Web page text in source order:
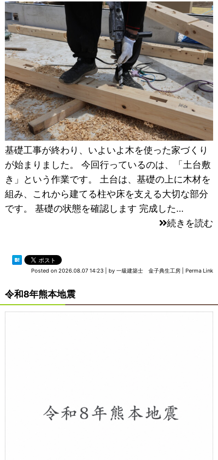
基礎工事が終わり、いよいよ木を使った家づくり
が始まりました。 今回行っているのは、「土台敷
き」という作業です。 土台は、基礎の上に木材を
組み、これから建てる柱や床を支える大切な部分
です。 基礎の状態を確認します 完成した…
続きを読む
Posted on 2026.08.07 14:23 by 一級建築士 金子典生工房 Perma Link
令和8年熊本地震